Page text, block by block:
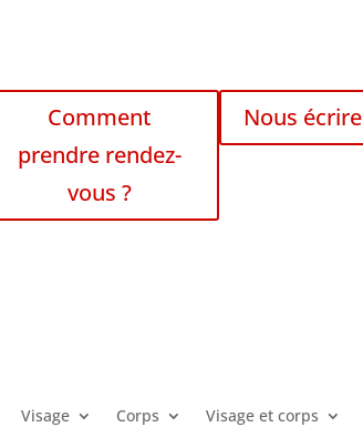
Comment
prendre rendez-
vous ?
Nous écrire
Visage Corps Visage et corps